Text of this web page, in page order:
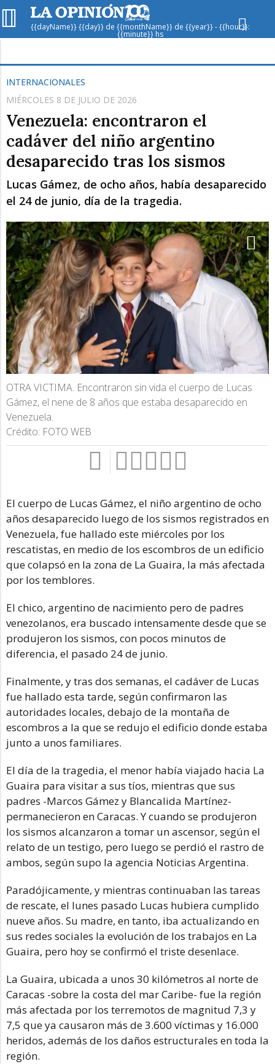
{{dayName}} {{day}} de {{monthName}} de {{year}} - {{hour}}:
{{minute}} hs
Humedad
Presión
Lun Mar Mié
INTERNACIONALES
MIÉRCOLES 8 DE JULIO DE 2026
Venezuela: encontraron el
cadáver del niño argentino
desaparecido tras los sismos
Lucas Gámez, de ocho años, había desaparecido
el 24 de junio, día de la tragedia.
OTRA VICTIMA. Encontraron sin vida el cuerpo de Lucas
Gámez, el nene de 8 años que estaba desaparecido en
Venezuela.
Crédito: FOTO WEB
El cuerpo de Lucas Gámez, el niño argentino de ocho
años desaparecido luego de los sismos registrados en
Venezuela, fue hallado este miércoles por los
rescatistas, en medio de los escombros de un edificio
que colapsó en la zona de La Guaira, la más afectada
por los temblores.
El chico, argentino de nacimiento pero de padres
venezolanos, era buscado intensamente desde que se
produjeron los sismos, con pocos minutos de
diferencia, el pasado 24 de junio.
Finalmente, y tras dos semanas, el cadáver de Lucas
fue hallado esta tarde, según confirmaron las
autoridades locales, debajo de la montaña de
escombros a la que se redujo el edificio donde estaba
junto a unos familiares.
El día de la tragedia, el menor había viajado hacia La
Guaira para visitar a sus tíos, mientras que sus
padres -Marcos Gámez y Blancalida Martínez-
permanecieron en Caracas. Y cuando se produjeron
los sismos alcanzaron a tomar un ascensor, según el
relato de un testigo, pero luego se perdió el rastro de
ambos, según supo la agencia Noticias Argentina.
Paradójicamente, y mientras continuaban las tareas
de rescate, el lunes pasado Lucas hubiera cumplido
nueve años. Su madre, en tanto, iba actualizando en
sus redes sociales la evolución de los trabajos en La
Guaira, pero hoy se confirmó el triste desenlace.
La Guaira, ubicada a unos 30 kilómetros al norte de
Caracas -sobre la costa del mar Caribe- fue la región
más afectada por los terremotos de magnitud 7,3 y
7,5 que ya causaron más de 3.600 víctimas y 16.000
heridos, además de los daños estructurales en toda la
región.